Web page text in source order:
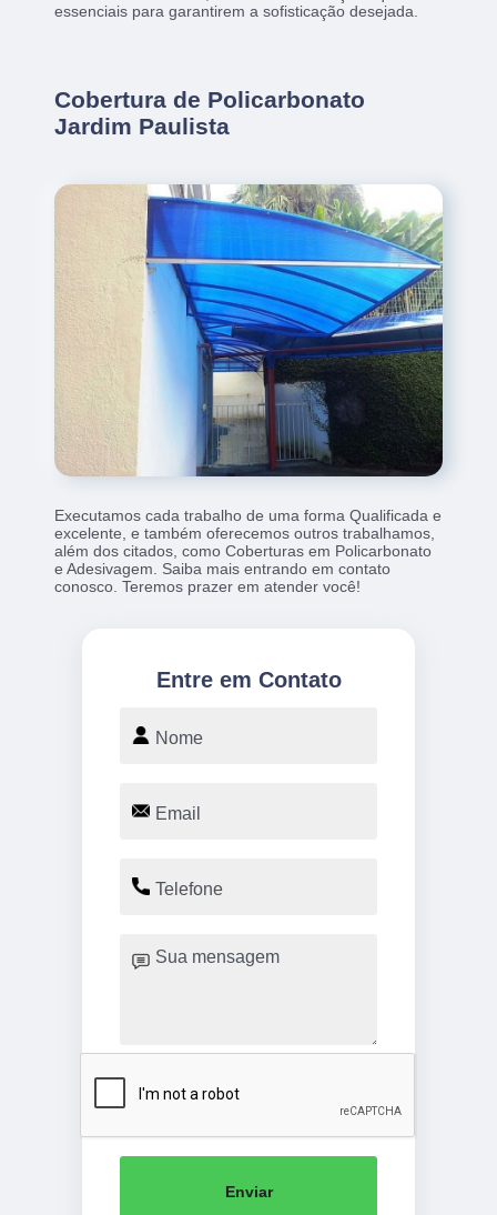
essenciais para garantirem a sofisticação desejada.
Cobertura de Policarbonato
Jardim Paulista
Executamos cada trabalho de uma forma Qualificada e
excelente, e também oferecemos outros trabalhamos,
além dos citados, como Coberturas em Policarbonato
e Adesivagem. Saiba mais entrando em contato
conosco. Teremos prazer em atender você!
Entre em Contato
Enviar